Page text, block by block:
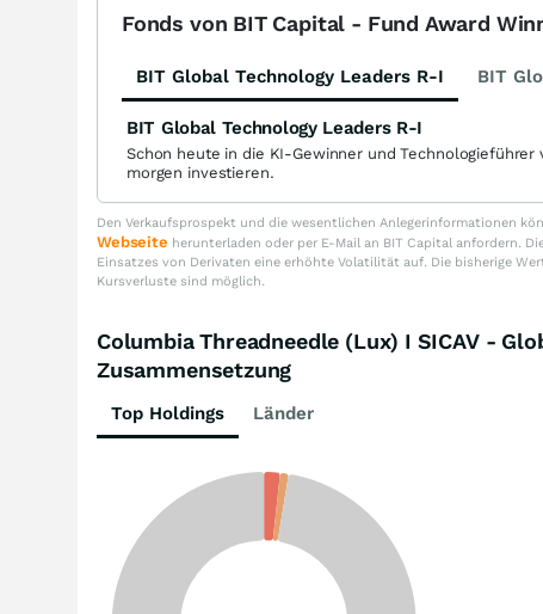
Fonds von BIT Capital - Fund Award
BIT Global Technology Leaders R-I BIT
BIT Global Technology Leaders R-I
Schon heute in die KI-Gewinner und Technologieführer
morgen investieren.
Den Verkaufsprospekt und die wesentlichen Anlegerinformationen
Webseite herunterladen oder per E-Mail an BIT Capital anfordern.
Einsatzes von Derivaten eine erhöhte Volatilität auf. Die bisherige
Kursverluste sind möglich.
Columbia Threadneedle (Lux) I SICAV -
Zusammensetzung
Top Holdings Länder